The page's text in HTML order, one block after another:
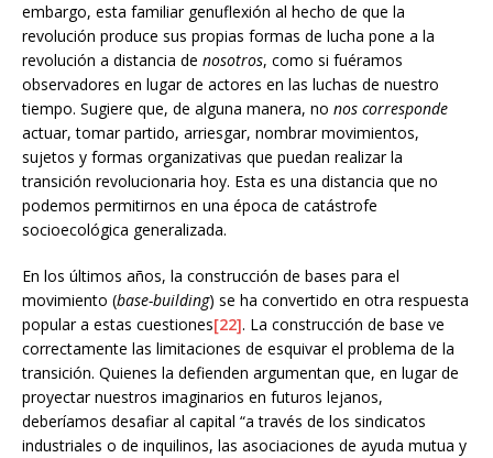
embargo, esta familiar genuflexión al hecho de que la
revolución produce sus propias formas de lucha pone a la
revolución a distancia de nosotros, como si fuéramos
observadores en lugar de actores en las luchas de nuestro
tiempo. Sugiere que, de alguna manera, no nos corresponde
actuar, tomar partido, arriesgar, nombrar movimientos,
sujetos y formas organizativas que puedan realizar la
transición revolucionaria hoy. Esta es una distancia que no
podemos permitirnos en una época de catástrofe
socioecológica generalizada.
En los últimos años, la construcción de bases para el
movimiento (base-building) se ha convertido en otra respuesta
popular a estas cuestiones[22]. La construcción de base ve
correctamente las limitaciones de esquivar el problema de la
transición. Quienes la defienden argumentan que, en lugar de
proyectar nuestros imaginarios en futuros lejanos,
deberíamos desafiar al capital “a través de los sindicatos
industriales o de inquilinos, las asociaciones de ayuda mutua y